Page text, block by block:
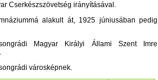
Cserkészszövetség irányításával.
alakult át, 1925 júniusában pedig
Magyar Királyi Állami Szent Imre
városképnek.